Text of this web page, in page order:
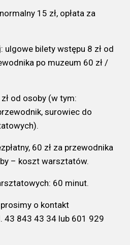
15 zł, opłata za
ulgowe bilety wstępu 8 zł od
po muzeum 60 zł /
od osoby (w tym:
surowiec do
60 zł za przewodnika
– koszt warsztatów.
60 minut.
o kontakt
43 843 43 34 lub 601 929